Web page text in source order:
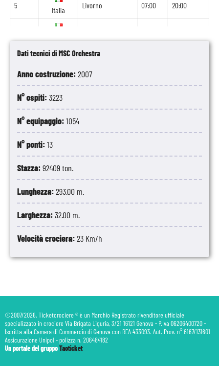
Dati tecnici di MSC Orchestra
Anno costruzione:2007
N° ospiti:3223
N° equipaggio:1054
N° ponti:13
Stazza:92409 ton.
Lunghezza:293.00 m.
Larghezza:32.00 m.
Velocità crociera:23 Km/h
5
Italia
Livorno 07:00 20:00
Genova
8 Marsiglia 09:00 -
©2007/2026. Ticketcrociere ® è un Marchio Registrato rivenditore ufficiale
specializzato in crociere Via Brigata Liguria, 3/21 16121 Genova - P.Iva 06206400720 -
Iscritta alla Camera di Commercio di Genova con REA 433093. Aut. Prov. n° 6167/131601 -
Assicurazione Unipol - polizza n. 206484182
Un portale del gruppoTaoticket